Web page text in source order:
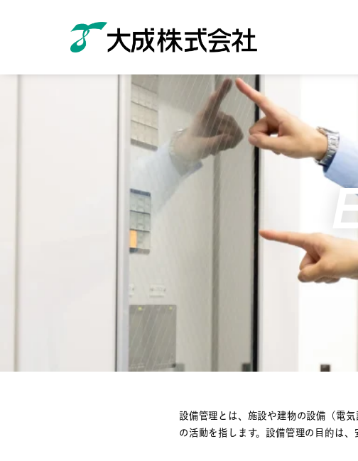
設備管理とは、施設や建物の設備（電
の活動を指します。設備管理の目的は